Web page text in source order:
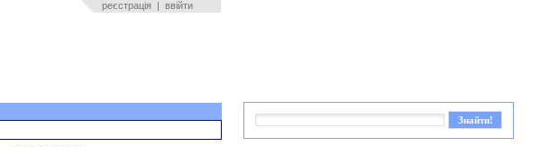
реєстрація | ввійти